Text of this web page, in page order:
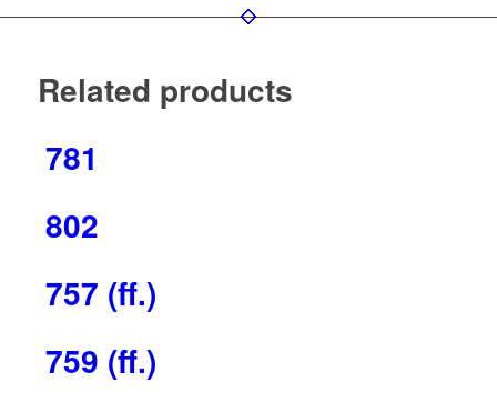
Related products
781
802
757 (ff.)
759 (ff.)